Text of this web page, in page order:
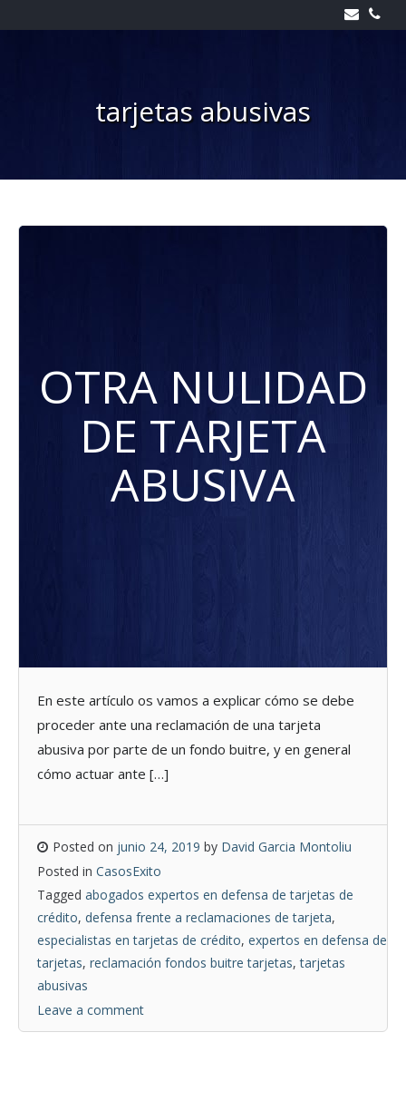
to
tarjetas abusivas
OTRA NULIDAD
DE TARJETA
ABUSIVA
En este artículo os vamos a explicar cómo se debe
proceder ante una reclamación de una tarjeta
abusiva por parte de un fondo buitre, y en general
cómo actuar ante […]
Posted on junio 24, 2019 by David Garcia Montoliu
Posted in CasosExito
Tagged abogados expertos en defensa de tarjetas de
crédito, defensa frente a reclamaciones de tarjeta,
especialistas en tarjetas de crédito, expertos en defensa de
tarjetas, reclamación fondos buitre tarjetas,tarjetas
abusivas
Leave a comment